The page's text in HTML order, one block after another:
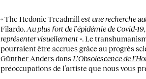
« The Hedonic Treadmillest une recherche
Filardo. Au plus fort de l’épidémie de Covid-
représenter visuellement». Le
pourraient être accrues grâce au progrès
Günther Andersdans L’Obsolescence de
préoccupations de l’artiste que nous vous